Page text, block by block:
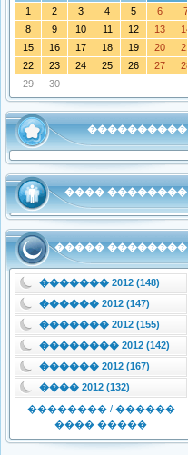
1
2 3 4 5 6
7
8
9 10 11 12 13
14
15
16 17 18 19 20
21
22
23 24 25 26 27
28
29
30
����������
���� ��������
����� ��������
������� 2012 (148)
������ 2012 (147)
������� 2012 (155)
�������� 2012 (142)
������ 2012 (167)
���� 2012 (132)
�������� / ������
���� �����